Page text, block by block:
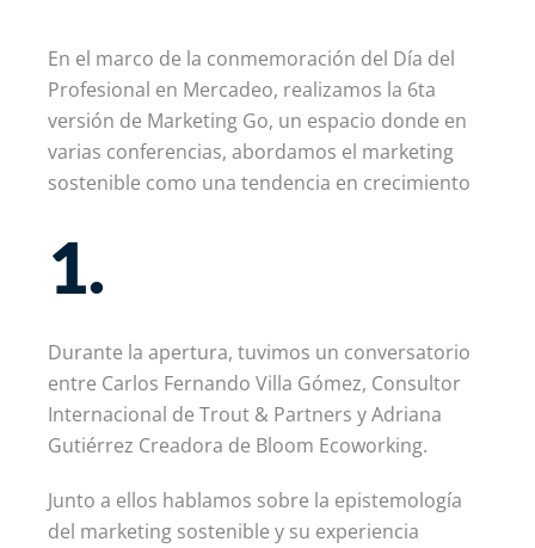
En el marco de la conmemoración del Día del
Profesional en Mercadeo, realizamos la 6ta
versión de Marketing Go, un espacio donde en
varias conferencias, abordamos el marketing
sostenible como una tendencia en crecimiento
1.
Durante la apertura, tuvimos un conversatorio
entre Carlos Fernando Villa Gómez, Consultor
Internacional de Trout & Partners y Adriana
Gutiérrez Creadora de Bloom Ecoworking.
Junto a ellos hablamos sobre la epistemología
del marketing sostenible y su experiencia